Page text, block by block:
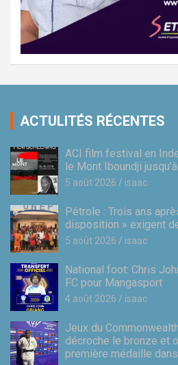
ACTULITÉS RÉCENTES
ACI film festival en
le Mont Iboundji
5 août 2026 isaac
Pétrole : Trois ans
disposition » exigent
5 août 2026 isaac
National foot: Chris
FC pour Mangasport
4 août 2026 isaac
Jeux du
décroche le bronze et
première médaille